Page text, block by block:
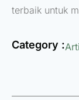
terbaik untuk
Category :